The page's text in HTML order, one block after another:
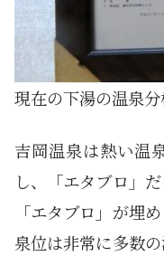
現在の下湯の温泉
吉岡温泉は熱い温
し、「エタブロ」
「エタブロ」が埋
泉位は非常に多数